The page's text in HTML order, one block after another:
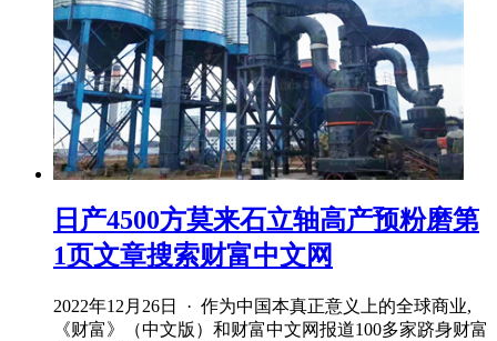
日产4500方莫来石立轴高产预粉磨第
1页文章搜索财富中文网
2022年12月26日 · 作为中国本真正意义上的全球商业,
《财富》（中文版）和财富中文网报道100多家跻身财富